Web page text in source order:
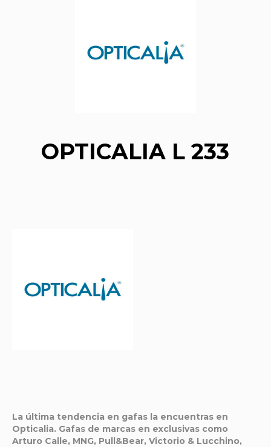
OPTICALIA L 233
La última tendencia en gafas la encuentras en
Opticalia. Gafas de marcas en exclusivas como
Arturo Calle, MNG, Pull&Bear, Victorio & Lucchino,